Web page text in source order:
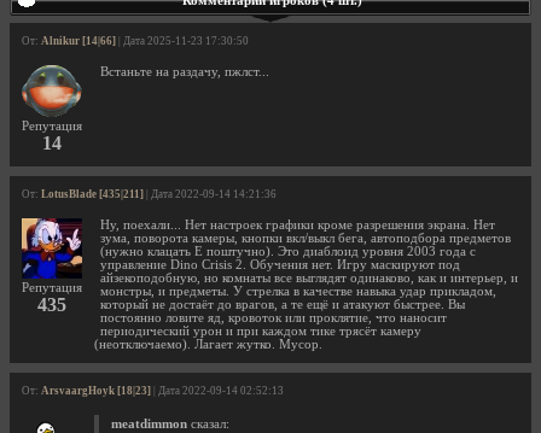
От: Alnikur [14|66] | Дата 2025-11-23 17:30:50
Репутация
14
Встаньте на раздачу, пжлст...
От: LotusBlade [435|211] | Дата 2022-09-14 14:21:36
Репутация
435
Ну, поехали... Нет настроек графики кроме разрешения экрана. Нет
зума, поворота камеры, кнопки вкл/выкл бега, автоподбора предметов
(нужно клацать Е поштучно). Это диаблоид уровня 2003 года с
управление Dino Crisis 2. Обучения нет. Игру маскируют под
айзекоподобную, но комнаты все выглядят одинаково, как и интерьер, и
монстры, и предметы. У стрелка в качестве навыка удар прикладом,
который не достаёт до врагов, а те ещё и атакуют быстрее. Вы
постоянно ловите яд, кровоток или проклятие, что наносит
периодический урон и при каждом тике трясёт камеру
(неотключаемо). Лагает жутко. Мусор.
От: ArsvaargHoyk [18|23] | Дата 2022-09-14 02:52:13
meatdimmon сказал: